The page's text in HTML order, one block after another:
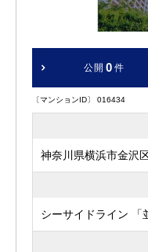
公開 0 件
〔マンションID〕 016434
神奈川県横浜市金沢
シーサイドライン 「